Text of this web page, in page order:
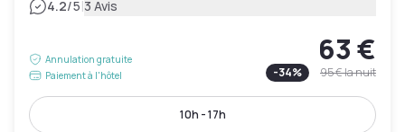
4.2/5|3 Avis
Annulation gratuite
Paiement à l'hôtel
63 €
-34% 95 €la nuit
10h - 17h